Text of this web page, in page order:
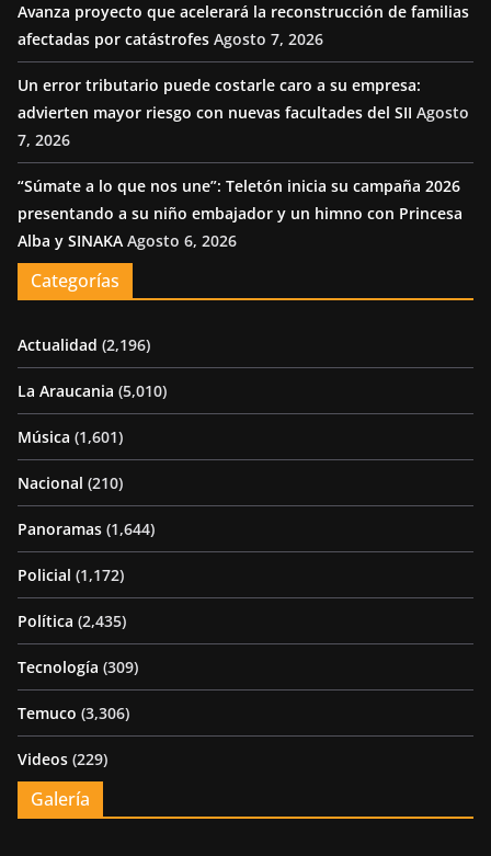
Avanza proyecto que acelerará la reconstrucción de familias
afectadas por catástrofes Agosto 7, 2026
Un error tributario puede costarle caro a su empresa:
advierten mayor riesgo con nuevas facultades del SII Agosto
7, 2026
“Súmate a lo que nos une”: Teletón inicia su campaña 2026
presentando a su niño embajador y un himno con Princesa
Alba y SINAKA Agosto 6, 2026
Categorías
Actualidad (2,196)
La Araucania (5,010)
Música (1,601)
Nacional (210)
Panoramas (1,644)
Policial (1,172)
Política (2,435)
Tecnología (309)
Temuco (3,306)
Videos (229)
Galería